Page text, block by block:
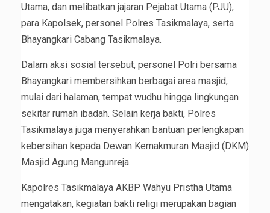
Utama, dan melibatkan jajaran Pejabat Utama (PJU),
para Kapolsek, personel Polres Tasikmalaya, serta
Bhayangkari Cabang Tasikmalaya.
Dalam aksi sosial tersebut, personel Polri bersama
Bhayangkari membersihkan berbagai area masjid,
mulai dari halaman, tempat wudhu hingga lingkungan
sekitar rumah ibadah. Selain kerja bakti, Polres
Tasikmalaya juga menyerahkan bantuan perlengkapan
kebersihan kepada Dewan Kemakmuran Masjid (DKM)
Masjid Agung Mangunreja.
Kapolres Tasikmalaya AKBP Wahyu Pristha Utama
mengatakan, kegiatan bakti religi merupakan bagian